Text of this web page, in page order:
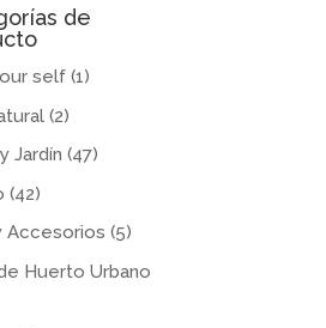
de
self (1)
(2)
Jardín (47)
(42)
Accesorios (5)
Huerto Urbano